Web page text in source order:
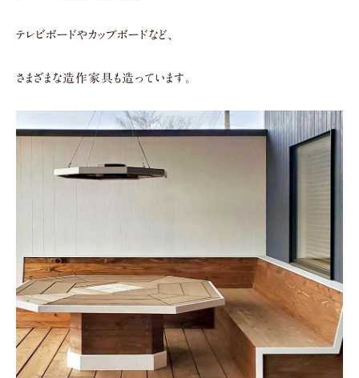
テレビボードやカップボードなど、
さまざまな造作家具も造っています。